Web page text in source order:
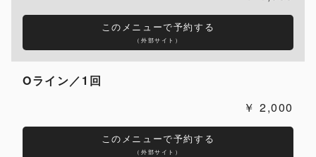
このメニューで予約する
（外部サイト）
Oライン／1回
2,000
このメニューで予約する
（外部サイト）